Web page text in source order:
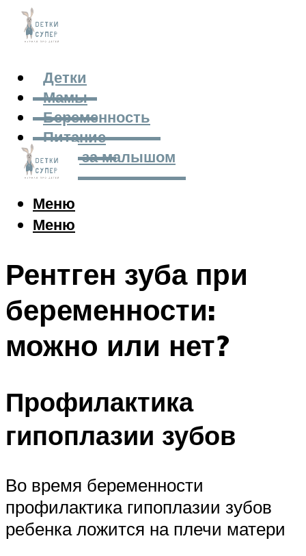
Детки
Мамы
Беременность
Питание
Уход за малышом
Меню
Меню
Рентген зуба при
беременности:
можно или нет?
Профилактика
гипоплазии зубов
Во время беременности
профилактика гипоплазии зубов
ребенка ложится на плечи матери